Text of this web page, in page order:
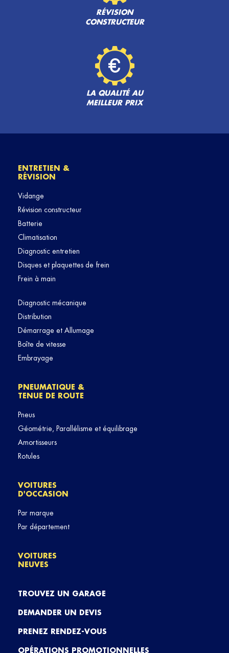
RÉVISION
CONSTRUCTEUR
LA QUALITÉ AU
MEILLEUR PRIX
ENTRETIEN &
RÉVISION
Vidange
Révision constructeur
Batterie
Climatisation
Diagnostic entretien
Disques et plaquettes de frein
Frein à main
Diagnostic mécanique
Distribution
Démarrage et Allumage
Boîte de vitesse
Embrayage
PNEUMATIQUE &
TENUE DE ROUTE
Pneus
Géométrie, Parallélisme et équilibrage
Amortisseurs
Rotules
VOITURES
D'OCCASION
Par marque
Par département
VOITURES
NEUVES
TROUVEZ UN GARAGE
DEMANDER UN DEVIS
PRENEZ RENDEZ-VOUS
OPÉRATIONS PROMOTIONNELLES